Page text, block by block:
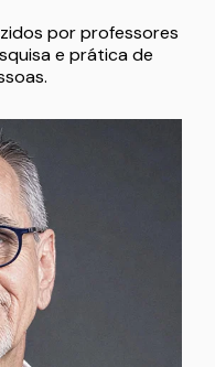
por professores
e prática de